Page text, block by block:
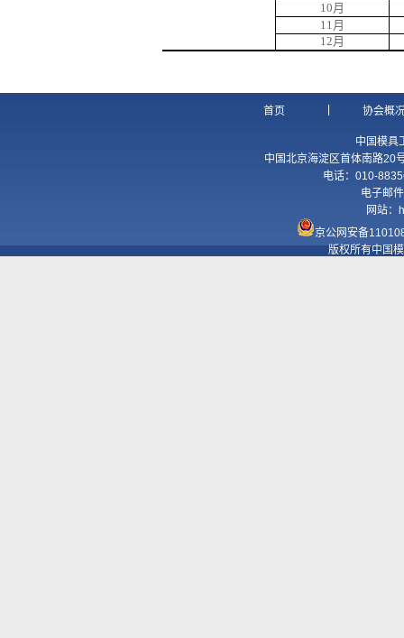
10月
11月
12月
首页 协会概
中国模具
中国北京海淀区首体南路20
电话：010-
电子邮
网站：
京公网安备
版权所有中国